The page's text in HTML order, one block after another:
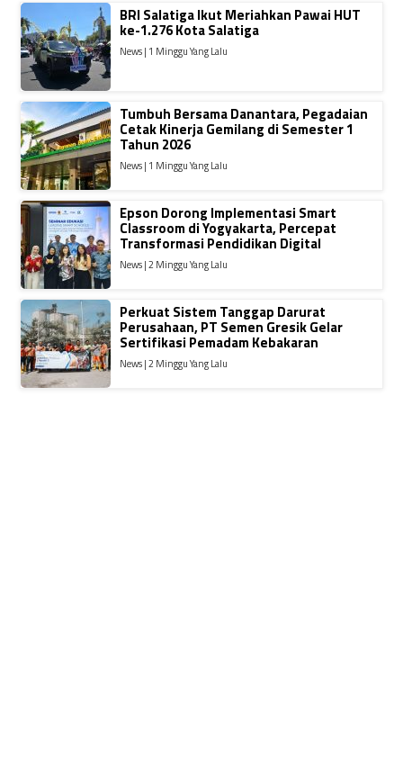
BRI Salatiga Ikut Meriahkan Pawai HUT
ke-1.276 Kota Salatiga
News | 1 Minggu Yang Lalu
Tumbuh Bersama Danantara, Pegadaian
Cetak Kinerja Gemilang di Semester 1
Tahun 2026
News | 1 Minggu Yang Lalu
Epson Dorong Implementasi Smart
Classroom di Yogyakarta, Percepat
Transformasi Pendidikan Digital
News | 2 Minggu Yang Lalu
Perkuat Sistem Tanggap Darurat
Perusahaan, PT Semen Gresik Gelar
Sertifikasi Pemadam Kebakaran
News | 2 Minggu Yang Lalu